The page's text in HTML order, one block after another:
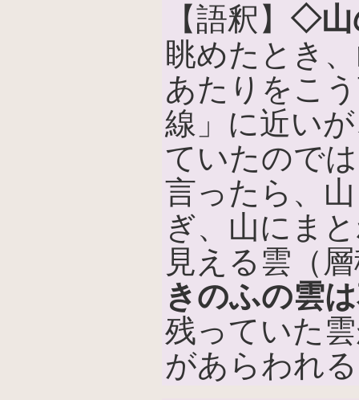
【語釈】 ◇山
眺めたとき
あたりをこ
線」に近い
ていたので
言ったら、
ぎ、山にま
見える雲（
きのふの雲
残っていた
があらわれ